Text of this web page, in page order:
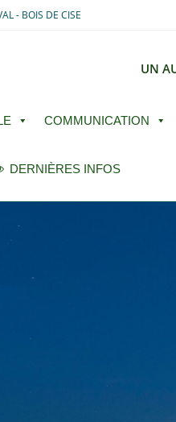
- BOIS DE CISE
UN
COMMUNICATION
DERNIÈRES INFOS